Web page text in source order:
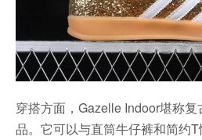
穿搭方面，Gazelle Indoor堪称
品。它可以与直筒牛仔裤和简约